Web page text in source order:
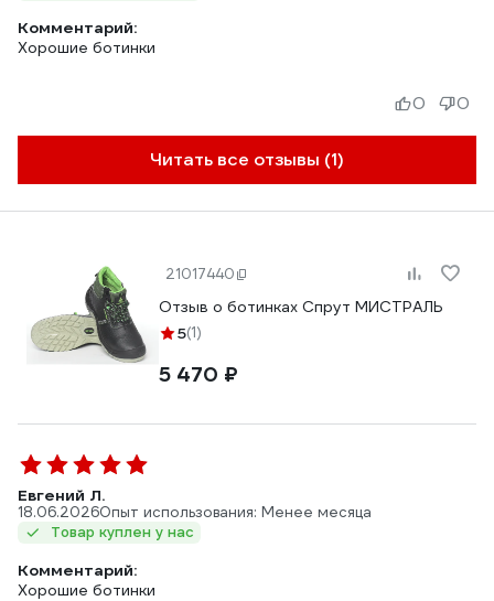
Комментарий:
Хорошие ботинки
Читать все отзывы (1)
0 0
21017440
Отзыв о ботинках Спрут МИСТРАЛЬ
5(1)
5 470 ₽
Евгений Л.
18.06.2026Опыт использования: Менее месяца
Товар куплен у нас
Комментарий:
Хорошие ботинки